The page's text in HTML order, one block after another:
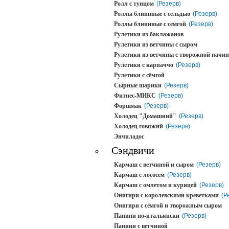
Ролл с тунцом (Резерв)
Роллы блиннные с сельдью (Резерв)
Роллы блиннные с семгой (Резерв)
Рулетики из баклажанов
Рулетики из ветчины с сыром
Рулетики из ветчины с творожной
Рулетики с карпаччо (Резерв)
Рулетики с сёмгой
Сырные шарики (Резерв)
Фитнес-МИКС (Резерв)
Форшмак (Резерв)
Холодец "Домашний" (Резерв)
Холодец говяжий (Резерв)
Энчиладос
Сэндвичи
Кармаш с ветчиной и сыром (Резерв)
Кармаш с лососем (Резерв)
Кармаш с омлетом и курицей (Резерв)
Онигири с королевскими креветками
Онигири с сёмгой и творожным сыром
Панини по-итальянски (Резерв)
Панини с ветчиной